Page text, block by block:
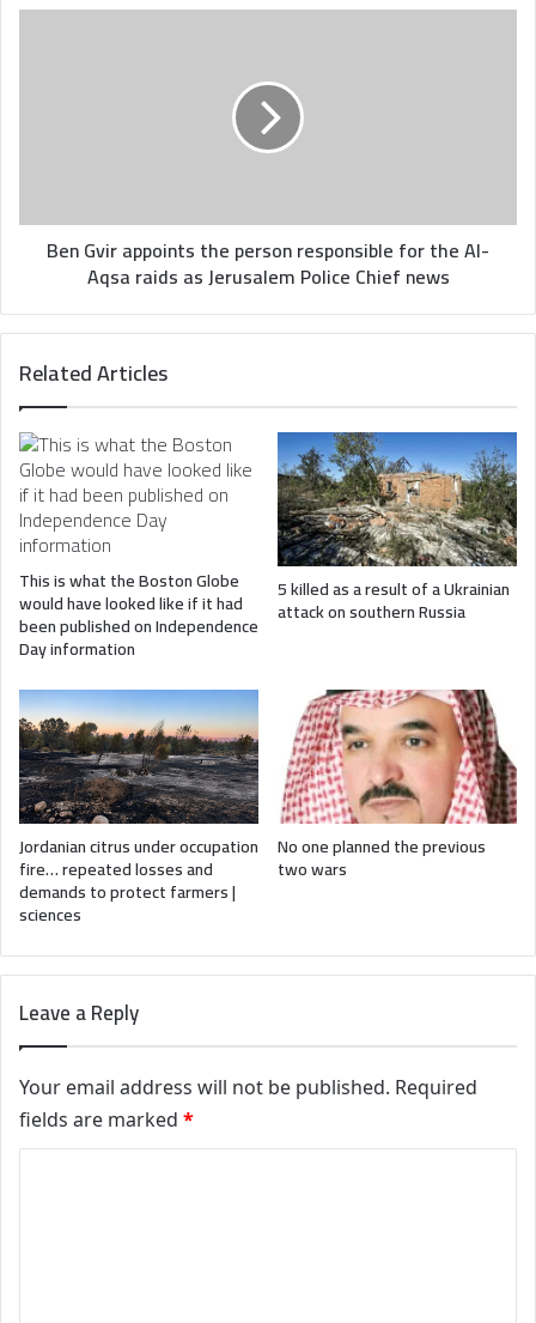
Ben
Al-
Aqsa
Jerusalem
Chief
news
Ben Gvir appoints the person responsible for the Al-
Aqsa raids as Jerusalem Police Chief news
Related Articles
This is what the Boston Globe
would have looked like if it had
been published on Independence
Day information
5 killed as a result of a Ukrainian
attack on southern Russia
Jordanian citrus under occupation
fire… repeated losses and
demands to protect farmers |
sciences
No one planned the previous
two wars
Leave a Reply
Your email address will not be published. Required
fields are marked *